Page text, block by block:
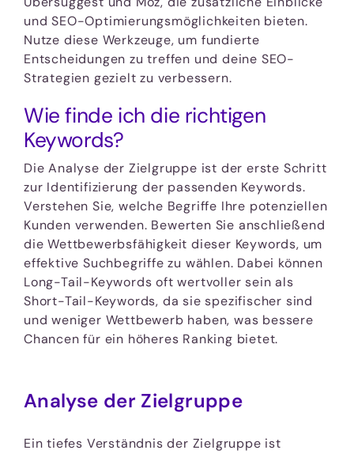
und SEO-Optimierungsmöglichkeiten bieten.
Nutze diese Werkzeuge, um fundierte
Entscheidungen zu treffen und deine SEO-
Strategien gezielt zu verbessern.
Wie finde ich die richtigen
Keywords?
Die Analyse der Zielgruppe ist der erste Schritt
zur Identifizierung der passenden Keywords.
Verstehen Sie, welche Begriffe Ihre potenziellen
Kunden verwenden. Bewerten Sie anschließend
die Wettbewerbsfähigkeit dieser Keywords, um
effektive Suchbegriffe zu wählen. Dabei können
Long-Tail-Keywords oft wertvoller sein als
Short-Tail-Keywords, da sie spezifischer sind
und weniger Wettbewerb haben, was bessere
Chancen für ein höheres Ranking bietet.
Analyse der Zielgruppe
Ein tiefes Verständnis der Zielgruppe ist